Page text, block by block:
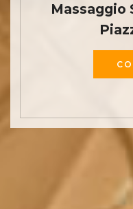
Massaggio